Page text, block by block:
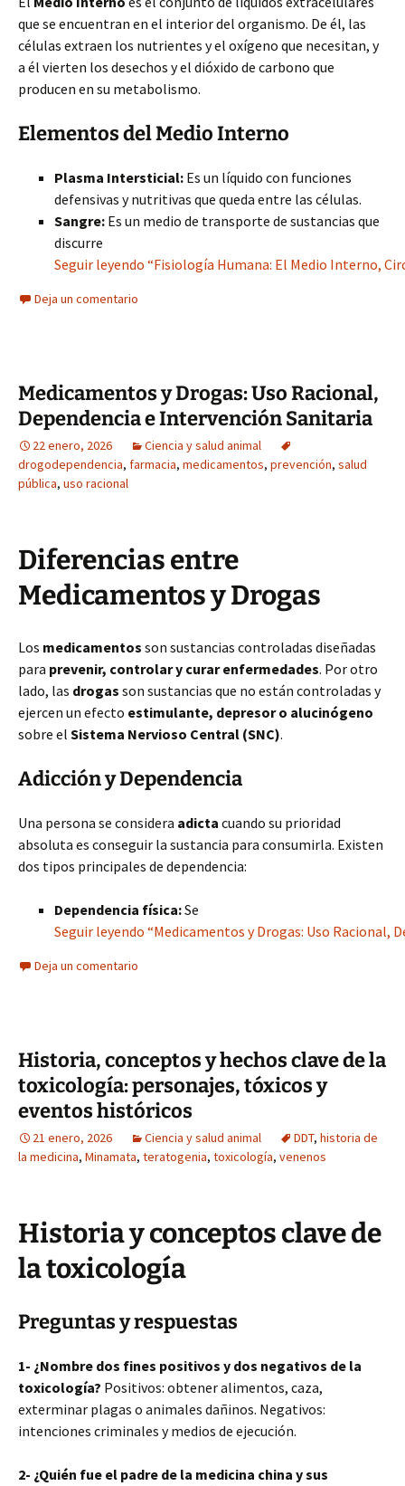
que se encuentran en el interior del organismo. De él, las
células extraen los nutrientes y el oxígeno que necesitan, y
a él vierten los desechos y el dióxido de carbono que
producen en su metabolismo.
Elementos del Medio Interno
Plasma Intersticial: Es un líquido con funciones
defensivas y nutritivas que queda entre las células.
Sangre: Es un medio de transporte de sustancias que
discurre
Seguir leyendo “Fisiología Humana: El Medio Interno,
Deja un comentario
Medicamentos y Drogas: Uso Racional,
Dependencia e Intervención Sanitaria
22 enero, 2026
Ciencia y salud animal
drogodependencia, farmacia, medicamentos, prevención, salud
pública, uso racional
Diferencias entre
Medicamentos y Drogas
Los medicamentos son sustancias controladas diseñadas
para prevenir, controlar y curar enfermedades. Por otro
lado, las drogas son sustancias que no están controladas y
ejercen un efecto estimulante, depresor o alucinógeno
sobre el Sistema Nervioso Central (SNC).
Adicción y Dependencia
Una persona se considera adicta cuando su prioridad
absoluta es conseguir la sustancia para consumirla. Existen
dos tipos principales de dependencia:
Dependencia física:Se
Seguir leyendo “Medicamentos y Drogas: Uso Racional,
Deja un comentario
Historia, conceptos y hechos clave de la
toxicología: personajes, tóxicos y
eventos históricos
21 enero, 2026 Ciencia y salud animal DDT, historia de
la medicina, Minamata, teratogenia, toxicología, venenos
Historia y conceptos clave de
la toxicología
Preguntas y respuestas
1- ¿Nombre dos fines positivos y dos negativos de la
toxicología? Positivos: obtener alimentos, caza,
exterminar plagas o animales dañinos. Negativos:
intenciones criminales y medios de ejecución.
2- ¿Quién fue el padre de la medicina china y sus